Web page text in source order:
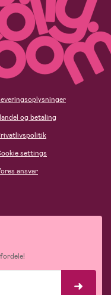
og betaling
settings
ansvar